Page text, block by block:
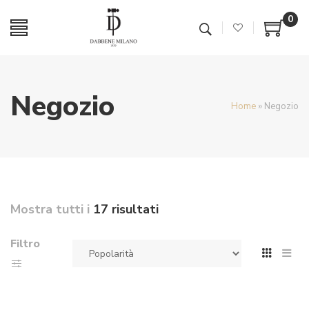
0
Negozio Home » Negozio
Mostra tutti i 17 risultati
Filtro